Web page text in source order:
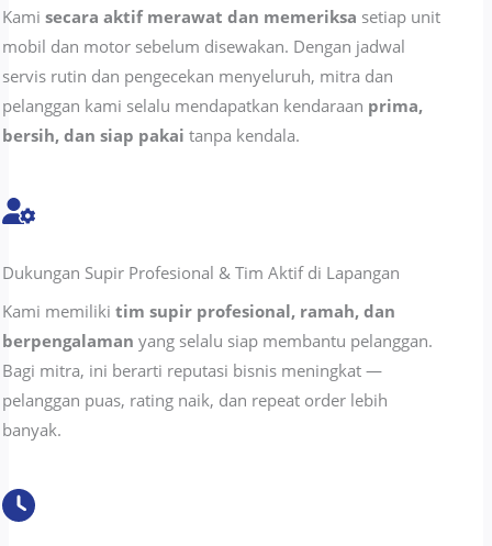
Kamisecara aktif merawat dan memeriksa setiap unit
mobil dan motor sebelum disewakan. Dengan jadwal
servis rutin dan pengecekan menyeluruh, mitra dan
pelanggan kami selalu mendapatkan kendaraan prima,
bersih, dan siap pakai tanpa kendala.
Dukungan Supir Profesional & Tim Aktif di Lapangan
Kami memilikitim supir profesional, ramah, dan
berpengalaman yang selalu siap membantu pelanggan.
Bagi mitra, ini berarti reputasi bisnis meningkat —
pelanggan puas, rating naik, dan repeat order lebih
banyak.